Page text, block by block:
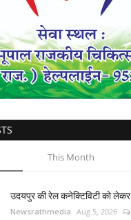
This Month
उदयपुर की रेल कनेक्टिविटी को
Newsrathmedia Aug 5, 2026